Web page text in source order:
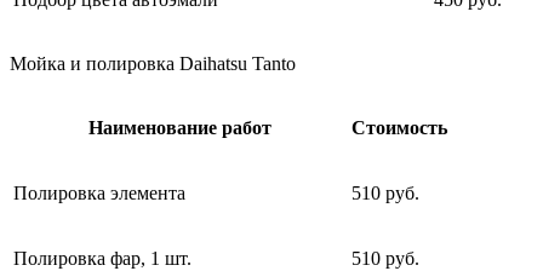
Мойка и полировка Daihatsu Tanto
Наименование работ Стоимость
Полировка элемента 510 руб.
Полировка фар, 1 шт. 510 руб.